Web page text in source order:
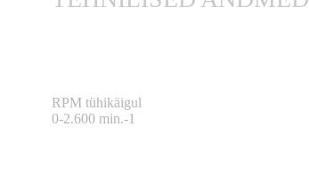
RPM tühikäigul
0-2.600 min.-1